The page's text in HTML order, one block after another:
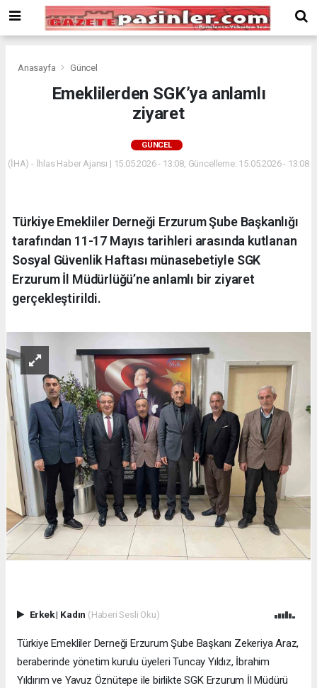
Bonusu
Veren
deneme
siteler
Veren
Anasayfa Güncel
Emeklilerden SGK’ya anlamlı
ziyaret
GÜNCEL
(İHA) - İhlas Haber Ajansı | 15.05.2026 - 13:08, Güncelleme: 15.05.2026 - 13:08
Türkiye Emekliler Derneği Erzurum Şube Başkanlığı
tarafından 11-17 Mayıs tarihleri arasında kutlanan
Sosyal Güvenlik Haftası münasebetiyle SGK
Erzurum İl Müdürlüğü’ne anlamlı bir ziyaret
gerçekleştirildi.
Erkek| Kadın (Haberi Sesli Oku)
Türkiye Emekliler Derneği Erzurum Şube Başkanı Zekeriya Araz,
beraberinde yönetim kurulu üyeleri Tuncay Yıldız, İbrahim
Yıldırım ve Yavuz Öznütepe ile birlikte SGK Erzurum İl Müdürü